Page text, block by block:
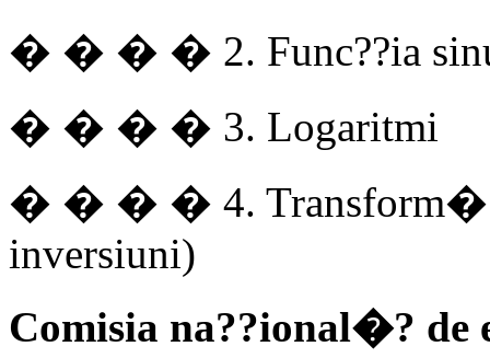
� � � � 2. Func??ia
� � � � 3. Logaritmi
� � � � 4.
inversiuni)
Comisia na??ional�? de